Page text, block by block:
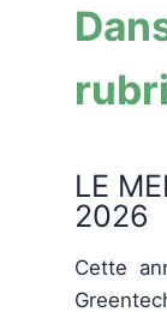
LE
2026
Cette